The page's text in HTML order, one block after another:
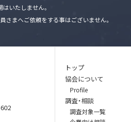
いたしません。
さまへご依頼をする事はございません。
トップ
協会について
Profile
調査・相談
調査対象一覧